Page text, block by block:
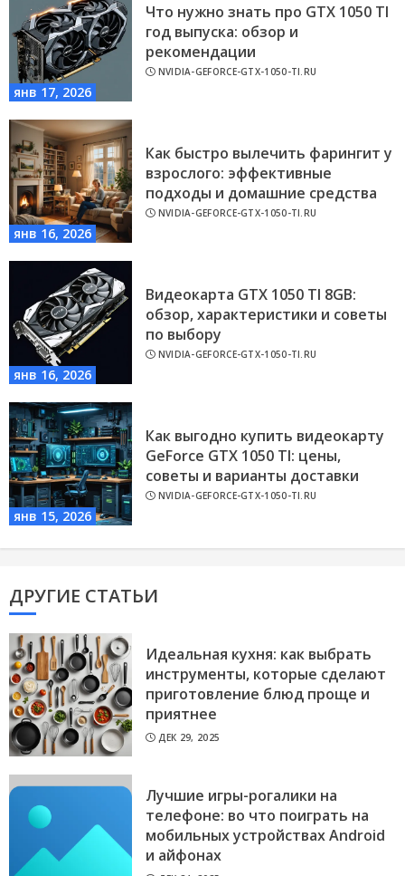
янв 17, 2026
Что нужно знать про GTX 1050 TI
год выпуска: обзор и
рекомендации
NVIDIA-GEFORCE-GTX-1050-TI.RU
янв 16, 2026
Как быстро вылечить фарингит у
взрослого: эффективные
подходы и домашние средства
NVIDIA-GEFORCE-GTX-1050-TI.RU
янв 16, 2026
Видеокарта GTX 1050 TI 8GB:
обзор, характеристики и советы
по выбору
NVIDIA-GEFORCE-GTX-1050-TI.RU
янв 15, 2026
Как выгодно купить видеокарту
GeForce GTX 1050 TI: цены,
советы и варианты доставки
NVIDIA-GEFORCE-GTX-1050-TI.RU
ДРУГИЕ СТАТЬИ
Идеальная кухня: как выбрать
инструменты, которые сделают
приготовление блюд проще и
приятнее
ДЕК 29, 2025
Лучшие игры-рогалики на
телефоне: во что поиграть на
мобильных устройствах Android
и айфонах